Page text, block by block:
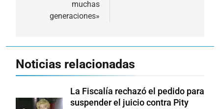
muchas
generaciones»
Noticias relacionadas
La Fiscalía rechazó el pedido para
suspender el juicio contra Pity